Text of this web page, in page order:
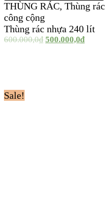
THÙNG RÁC, Thùng rác
công cộng
Thùng rác nhựa 240 lít
600.000,0₫ 500.000,0₫
Sale!